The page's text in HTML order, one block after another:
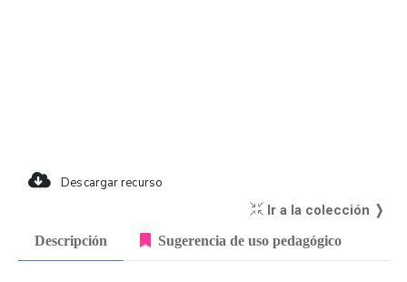
Descargar recurso
Ir a la colección ❭
Descripción Sugerencia de uso pedagógico